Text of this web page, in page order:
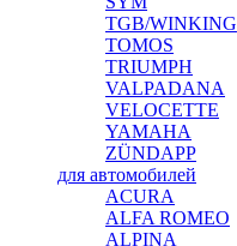
TGB/WINKING
TOMOS
TRIUMPH
VALPADANA
VELOCETTE
YAMAHA
ZÜNDAPP
для автомобилей
ACURA
ALFA ROMEO
ALPINA